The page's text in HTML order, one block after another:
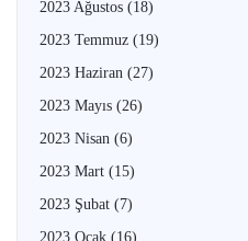
2023 Ağustos (18)
2023 Temmuz (19)
2023 Haziran (27)
2023 Mayıs (26)
2023 Nisan (6)
2023 Mart (15)
2023 Şubat (7)
2023 Ocak (16)